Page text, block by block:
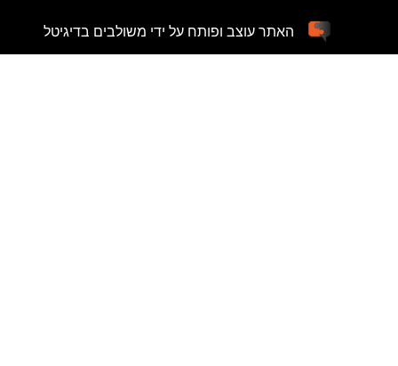
האתר עוצב ופותח על ידי משולבים בדיגיטל